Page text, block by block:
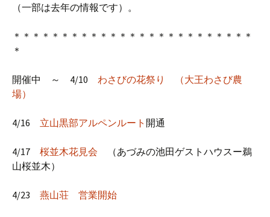
（一部は去年の情報です）。
＊＊＊＊＊＊＊＊＊＊＊＊＊＊＊＊＊＊＊＊＊＊＊＊＊
＊
開催中 ～ 4/10 わさびの花祭り （大王わさび農
場）
4/16 立山黒部アルペンルート 開通
4/17 桜並木花見会 （あづみの池田ゲストハウスー鵜
山桜並木）
4/23 燕山荘 営業開始